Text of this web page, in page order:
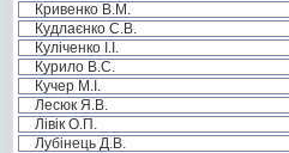
Кривенко В.М.
Кудлаєнко С.В.
Куліченко І.І.
Курило В.С.
Кучер М.І.
Лесюк Я.В.
Лівік О.П.
Лубінець Д.В.